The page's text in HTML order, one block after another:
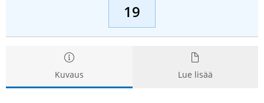
19
Kuvaus Lue lisää